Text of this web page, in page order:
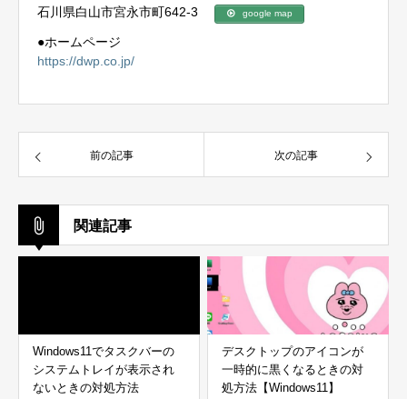
石川県白山市宮永市町642-3
google map
●ホームページ
https://dwp.co.jp/
前の記事 次の記事
関連記事
Windows11でタスクバーの
システムトレイが表示され
ないときの対処方法
デスクトップのアイコンが
一時的に黒くなるときの対
処方法【Windows11】